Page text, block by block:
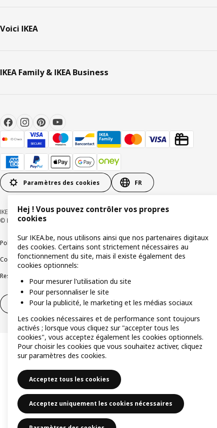
Voici IKEA
IKEA Family & IKEA Business
Paramètres des cookies FR
IKEA BELGIUM SA, Weiveldlaan 19, 1930 Zaventem, numéro BCE 0425.258.688
© Inter IKEA Systems B.V. 1999-2026
Politique de confidentialité Politique relative aux cookies
Conditions d’utilisationConditions contractuelles générales
Responsible Disclosure Program
Droit de rétractation Droit de rétractation (services)
Hej ! Vous pouvez contrôler vos propres
cookies
Sur IKEA.be, nous utilisons ainsi que nos partenaires digitaux
des cookies. Certains sont strictement nécessaires au
fonctionnement du site, mais il existe également des
cookies optionnels:
Pour mesurer l'utilisation du site
Pour personnaliser le site
Pour la publicité, le marketing et les médias sociaux
Les cookies nécessaires et de performance sont toujours
activés ; lorsque vous cliquez sur "accepter tous les
cookies", vous acceptez également les cookies optionnels.
Pour choisir les cookies que vous souhaitez activer, cliquez
sur paramètres des cookies.
Acceptez tous les cookies
Acceptez uniquement les cookies nécessaires